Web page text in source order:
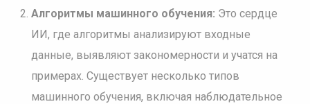
Алгоритмы машинного обучения: Это сердце
ИИ, где алгоритмы анализируют входные
данные, выявляют закономерности и учатся на
примерах. Существует несколько типов
машинного обучения, включая наблюдательное